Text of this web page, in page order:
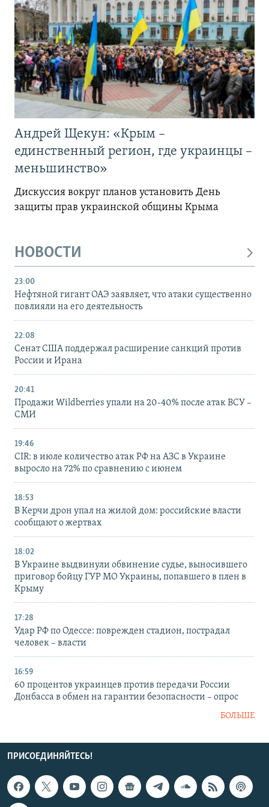
Андрей Щекун: «Крым –
единственный регион, где украинцы –
меньшинство»
Дискуссия вокруг планов установить День
защиты прав украинской общины Крыма
НОВОСТИ
23:00
Нефтяной гигант ОАЭ заявляет, что атаки существенно
повлияли на его деятельность
22:08
Сенат США поддержал расширение санкций против
России и Ирана
20:41
Продажи Wildberries упали на 20-40% после атак ВСУ –
СМИ
19:46
CIR: в июле количество атак РФ на АЗС в Украине
выросло на 72% по сравнению с июнем
18:53
В Керчи дрон упал на жилой дом: российские власти
сообщают о жертвах
18:02
В Украине выдвинули обвинение судье, выносившего
приговор бойцу ГУР МО Украины, попавшего в плен в
Крыму
17:28
Удар РФ по Одессе: поврежден стадион, пострадал
человек – власти
16:59
60 процентов украинцев против передачи России
Донбасса в обмен на гарантии безопасности – опрос
БОЛЬШЕ
ПРИСОЕДИНЯЙТЕСЬ!